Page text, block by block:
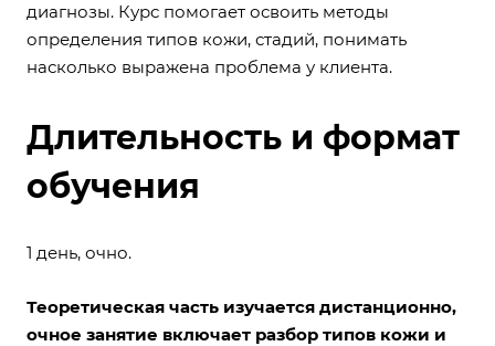
диагнозы. Курс помогает освоить методы
определения типов кожи, стадий, понимать
насколько выражена проблема у клиента.
Длительность и формат
обучения
1 день, очно.
Теоретическая часть изучается дистанционно,
очное занятие включает разбор типов кожи и